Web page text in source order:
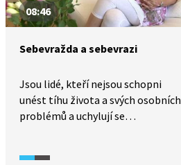
08:46
Sebevražda a sebevrazi
Jsou lidé, kteří nejsou schopni
unést tíhu života a svých osobních
problémů a uchylují se